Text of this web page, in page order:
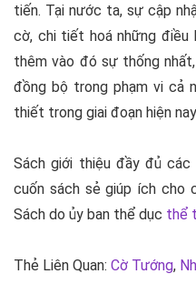
tiến. Tại nước ta, sự cập
cờ, chi tiết hoá những điều
thêm vào đó sự thống
đồng bộ trong phạm vi cả
thiết trong giai đoạn hiện
Sách giới thiệu đầy đủ
cuốn sách sẻ giúp ích cho
Sách do ủy ban thể dục thể
Thẻ Liên Quan: Cờ Tướng,